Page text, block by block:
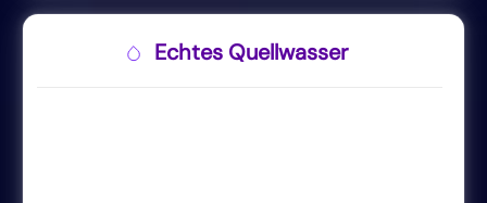
Echtes Quellwasser